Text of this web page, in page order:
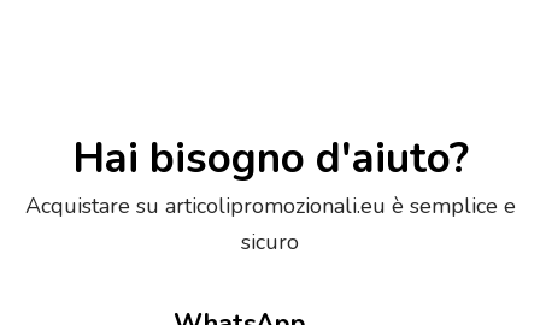
Hai bisogno d'aiuto?
Acquistare su articolipromozionali.eu è semplice e
sicuro